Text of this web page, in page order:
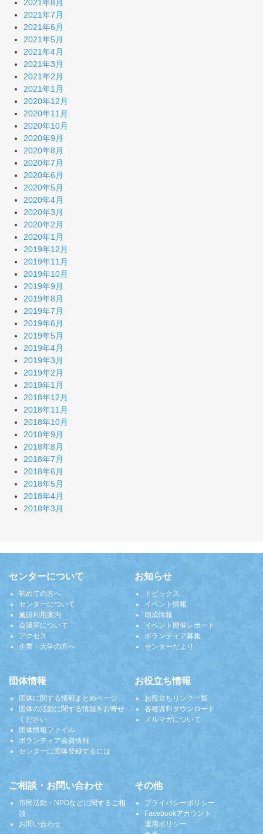
2021年8月
2021年7月
2021年6月
2021年5月
2021年4月
2021年3月
2021年2月
2021年1月
2020年12月
2020年11月
2020年10月
2020年9月
2020年8月
2020年7月
2020年6月
2020年5月
2020年4月
2020年3月
2020年2月
2020年1月
2019年12月
2019年11月
2019年10月
2019年9月
2019年8月
2019年7月
2019年6月
2019年5月
2019年4月
2019年3月
2019年2月
2019年1月
2018年12月
2018年11月
2018年10月
2018年9月
2018年8月
2018年7月
2018年6月
2018年5月
2018年4月
2018年3月
センターについて
初めての方へ
センターについて
施設利用案内
会議室について
アクセス
企業・大学の方へ
お知らせ
トピックス
イベント情報
助成情報
イベント開催レポート
ボランティア募集
センターだより
団体情報
団体に関する情報まとめページ
団体の活動に関する情報をお寄せ
ください
団体情報ファイル
ボランティア会員情報
センターに団体登録するには
お役立ち情報
お役立ちリンク一覧
各種資料ダウンロード
メルマガについて
ご相談・お問い合わせ
市民活動・NPOなどに関するご相
談
お問い合わせ
その他
プライバシーポリシー
Facebookアカウント
運用ポリシー